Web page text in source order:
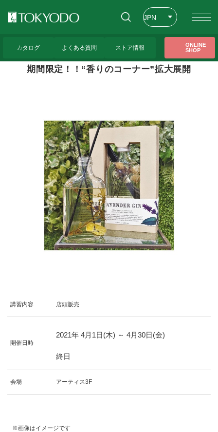
JPN
カタログ よくある質問 ストア情報
ONLINE
SHOP
閉じる
期間限定！！“香りのコーナー”拡大展開
期間限定！！“香りのコーナー”拡大展開
講習内容 店頭販売
開催日時
2021年 4月 1日(木) ～ 4月30日(金)
終日
会場 アーティス3F
※画像はイメージです